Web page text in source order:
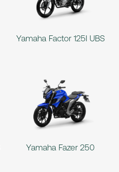
Yamaha Factor 125I UBS
Yamaha Fazer 250